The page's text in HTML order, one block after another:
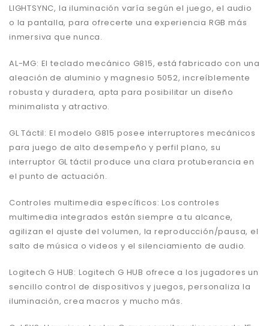
LIGHTSYNC, la iluminación varía según el juego, el audio
o la pantalla, para ofrecerte una experiencia RGB más
inmersiva que nunca.
AL-MG: El teclado mecánico G815, está fabricado con una
aleación de aluminio y magnesio 5052, increíblemente
robusta y duradera, apta para posibilitar un diseño
minimalista y atractivo.
GL Táctil: El modelo G815 posee interruptores mecánicos
para juego de alto desempeño y perfil plano, su
interruptor GL táctil produce una clara protuberancia en
el punto de actuación.
Controles multimedia específicos: Los controles
multimedia integrados están siempre a tu alcance,
agilizan el ajuste del volumen, la reproducción/pausa, el
salto de música o videos y el silenciamiento de audio.
Logitech G HUB: Logitech G HUB ofrece a los jugadores un
sencillo control de dispositivos y juegos, personaliza la
iluminación, crea macros y mucho más.